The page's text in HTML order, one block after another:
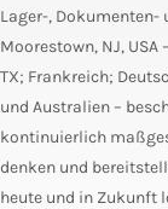
Lager-,
Moorestown, NJ,
TX; Frankreich;
und Australien –
kontinuierlich
denken und
heute und in Zukunft